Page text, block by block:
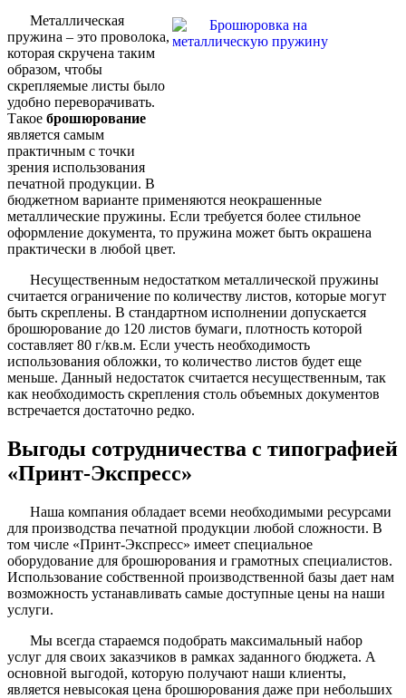
Металлическая
пружина – это проволока,
которая скручена таким
образом, чтобы
скрепляемые листы было
удобно переворачивать.
Такое брошюрование
является самым
практичным с точки
зрения использования
печатной продукции. В
бюджетном варианте применяются неокрашенные
металлические пружины. Если требуется более стильное
оформление документа, то пружина может быть окрашена
практически в любой цвет.
Несущественным недостатком металлической пружины
считается ограничение по количеству листов, которые могут
быть скреплены. В стандартном исполнении допускается
брошюрование до 120 листов бумаги, плотность которой
составляет 80 г/кв.м. Если учесть необходимость
использования обложки, то количество листов будет еще
меньше. Данный недостаток считается несущественным, так
как необходимость скрепления столь объемных документов
встречается достаточно редко.
Выгоды сотрудничества с типографией
«Принт-Экспресс»
Наша компания обладает всеми необходимыми ресурсами
для производства печатной продукции любой сложности. В
том числе «Принт-Экспресс» имеет специальное
оборудование для брошюрования и грамотных специалистов.
Использование собственной производственной базы дает нам
возможность устанавливать самые доступные цены на наши
услуги.
Мы всегда стараемся подобрать максимальный набор
услуг для своих заказчиков в рамках заданного бюджета. А
основной выгодой, которую получают наши клиенты,
является невысокая цена брошюрования даже при небольших